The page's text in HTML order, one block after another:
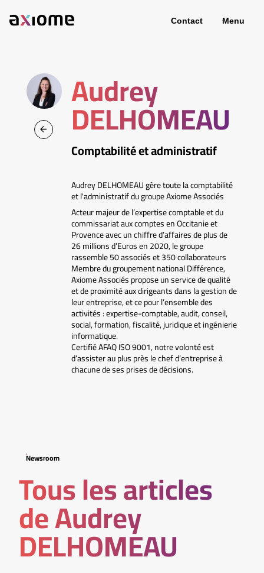
Contact Menu
Audrey
DELHOMEAU
Comptabilité et administratif
Audrey DELHOMEAU gère toute la comptabilité
et l'administratif du groupe Axiome Associés
Acteur majeur de l’expertise comptable et du
commissariat aux comptes en Occitanie et
Provence avec un chiffre d’affaires de plus de
26 millions d’Euros en 2020, le groupe
rassemble 50 associés et 350 collaborateurs
Membre du groupement national Différence,
Axiome Associés propose un service de qualité
et de proximité aux dirigeants dans la gestion de
leur entreprise, et ce pour l’ensemble des
activités : expertise-comptable, audit, conseil,
social, formation, fiscalité, juridique et ingénierie
informatique.
Certifié AFAQ ISO 9001, notre volonté est
d’assister au plus près le chef d’entreprise à
chacune de ses prises de décisions.
Newsroom
Tous les articles
de Audrey
DELHOMEAU